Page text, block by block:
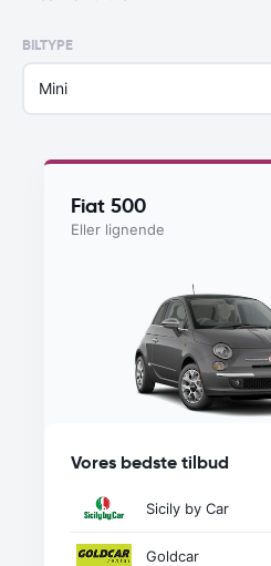
BILTYPE
Mini
Fiat 500
Eller lignende
Vores bedste tilbud
Sicily by Car
Goldcar